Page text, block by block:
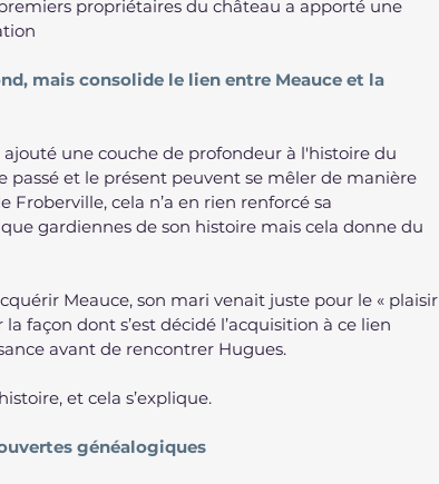
propriétaires du château a apporté une
mais consolide le lien entre Meauce et la
une couche de profondeur à l'histoire du
et le présent peuvent se mêler de manière
cela n’a en rien renforcé sa
gardiennes de son histoire mais cela donne du
Meauce, son mari venait juste pour le « plaisir
façon dont s’est décidé l’acquisition à ce lien
avant de rencontrer Hugues.
et cela s’explique.
généalogiques